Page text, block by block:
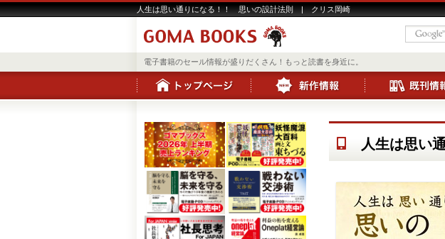
人生は思い通りになる！！ 思いの設計法則 | クリス岡崎
電子書籍のセール情報が盛りだくさん！もっと読書を身近に。
人生は思い